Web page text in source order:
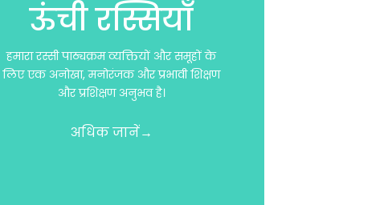
ऊंची रस्सियाँ
हमारा रस्सी पाठ्यक्रम व्यक्तियों और समूहों के
लिए एक अनोखा, मनोरंजक और प्रभावी शिक्षण
और प्रशिक्षण अनुभव है।
अधिक जानें→